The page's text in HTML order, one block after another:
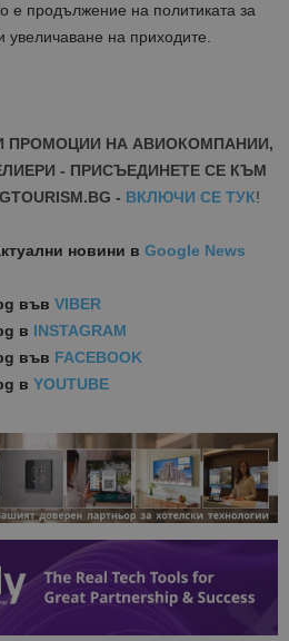
е продължение на политиката за
увеличаване на приходите.
ПРОМОЦИИ НА АВИОКОМПАНИИ,
- ПРИСЪЕДИНЕТЕ СЕ КЪМ
- ВКЛЮЧИ СЕ ТУК!
новини в Google News
във VIBER
в INSTAGRAM
във FACEBOOK
в YOUTUBE